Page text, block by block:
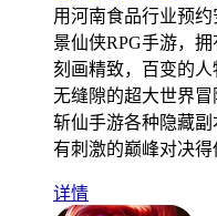
用河南食品行业预
景仙侠RPG手游，
刻画精致，百变的人
无缝隙的超大世界
斩仙手游各种隐藏
有刺激的巅峰对决得
详情